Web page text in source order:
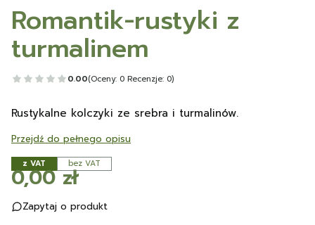
Romantik-rustyki z
turmalinem
0.00(Oceny: 0 Recenzje: 0)
Rustykalne kolczyki ze srebra i turmalinów.
Przejdź do pełnego opisu
z VAT bez VAT
Cena
0,00 zł
Zapytaj o produkt